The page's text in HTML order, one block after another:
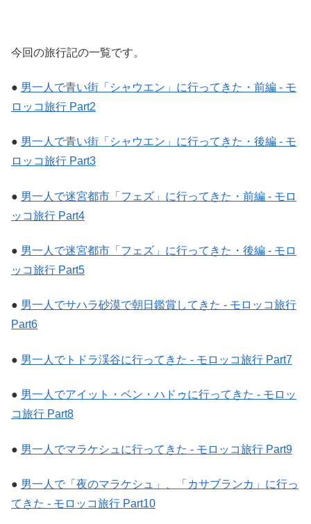
今回の旅行記の一覧です。
● 男一人で青い街「シャウエン」に行ってきた・前編 ‐ モ
ロッコ旅行 Part2
● 男一人で青い街「シャウエン」に行ってきた・後編 ‐ モ
ロッコ旅行 Part3
● 男一人で迷宮都市「フェズ」に行ってきた・前編 ‐ モロ
ッコ旅行 Part4
● 男一人で迷宮都市「フェズ」に行ってきた・後編 ‐ モロ
ッコ旅行 Part5
● 男一人でサハラ砂漠で朝日鑑賞してきた ‐ モロッコ旅行
Part6
● 男一人でトドラ渓谷に行ってきた ‐ モロッコ旅行 Part7
● 男一人でアイット・ベン・ハドゥに行ってきた ‐ モロッ
コ旅行 Part8
● 男一人でマラケシュに行ってきた ‐ モロッコ旅行 Part9
● 男一人で「夜のマラケシュ」、「カサブランカ」に行っ
てきた ‐ モロッコ旅行 Part10